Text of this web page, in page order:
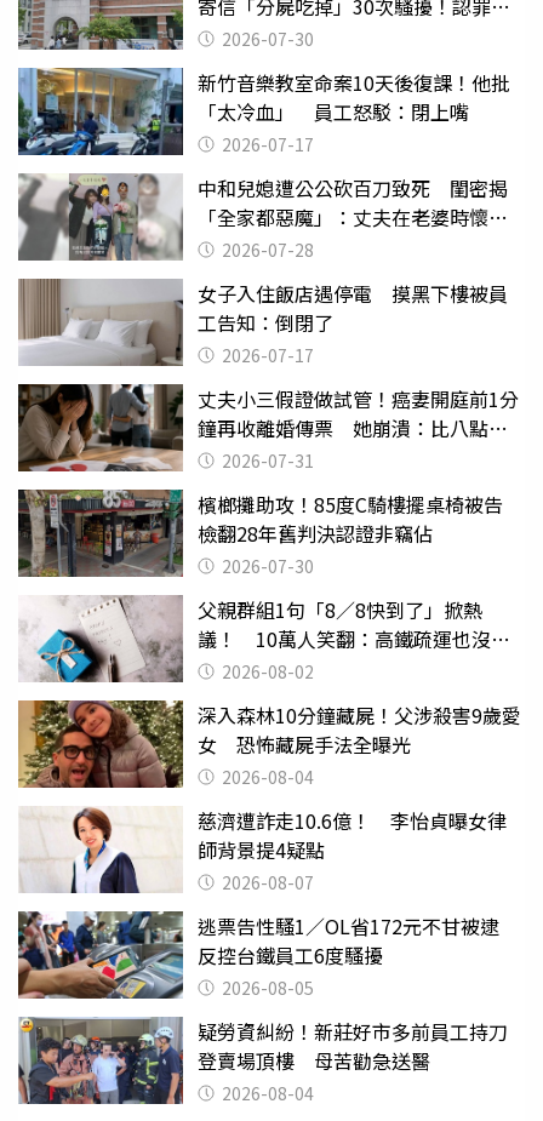
寄信「分屍吃掉」30次騷擾！認罪免
關 2026-07-30
新竹音樂教室命案10天後復課！他批
「太冷血」 員工怒駁：閉上嘴
2026-07-17
中和兒媳遭公公砍百刀致死 閨密揭
「全家都惡魔」：丈夫在老婆時懷孕
摔東西
2026-07-28
女子入住飯店遇停電 摸黑下樓被員
工告知：倒閉了
2026-07-17
丈夫小三假證做試管！癌妻開庭前1分
鐘再收離婚傳票 她崩潰：比八點檔
還扯2026-07-31
檳榔攤助攻！85度C騎樓擺桌椅被告
檢翻28年舊判決認證非竊佔
2026-07-30
父親群組1句「8／8快到了」掀熱
議！ 10萬人笑翻：高鐵疏運也沒列
父親節
2026-08-02
深入森林10分鐘藏屍！父涉殺害9歲愛
女 恐怖藏屍手法全曝光
2026-08-04
慈濟遭詐走10.6億！ 李怡貞曝女律
師背景提4疑點
2026-08-07
逃票告性騷1／OL省172元不甘被逮
反控台鐵員工6度騷擾
2026-08-05
疑勞資糾紛！新莊好市多前員工持刀
登賣場頂樓 母苦勸急送醫
2026-08-04